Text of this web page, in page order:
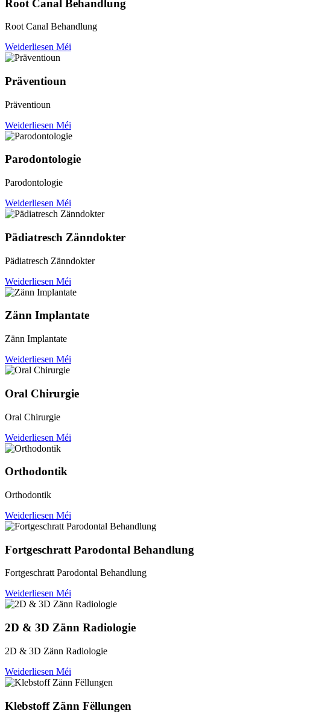
Root Canal Behandlung
Root Canal Behandlung
Weiderliesen Méi
Präventioun
Präventioun
Weiderliesen Méi
Parodontologie
Parodontologie
Weiderliesen Méi
Pädiatresch Zänndokter
Pädiatresch Zänndokter
Weiderliesen Méi
Zänn Implantate
Zänn Implantate
Weiderliesen Méi
Oral Chirurgie
Oral Chirurgie
Weiderliesen Méi
Orthodontik
Orthodontik
Weiderliesen Méi
Fortgeschratt Parodontal Behandlung
Fortgeschratt Parodontal Behandlung
Weiderliesen Méi
2D & 3D Zänn Radiologie
2D & 3D Zänn Radiologie
Weiderliesen Méi
Klebstoff Zänn Fëllungen